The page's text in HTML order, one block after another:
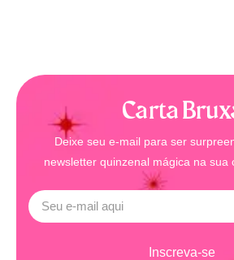
Carta
Deixe seu e-mail para ser
newsletter quinzenal mágica na sua
Inscreva-se